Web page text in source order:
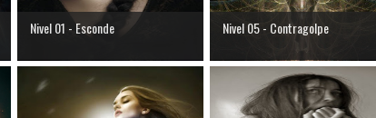
Nivel 01 - Esconde Nivel 05 - Contragolpe